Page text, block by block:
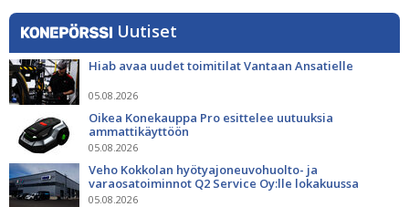
Uutiset
Hiab avaa uudet toimitilat Vantaan Ansatielle
05.08.2026
Oikea Konekauppa Pro esittelee uutuuksia
ammattikäyttöön
05.08.2026
Veho Kokkolan hyötyajoneuvohuolto- ja
varaosatoiminnot Q2 Service Oy:lle lokakuussa
05.08.2026